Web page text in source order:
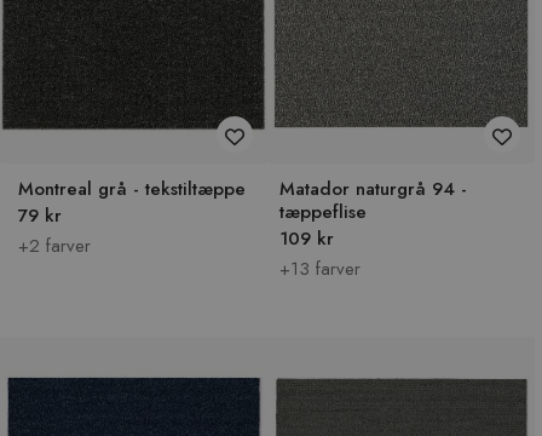
Montreal grå - tekstiltæppe
79 kr
+2 farver
Matador naturgrå 94 -
tæppeflise
109 kr
+13 farver